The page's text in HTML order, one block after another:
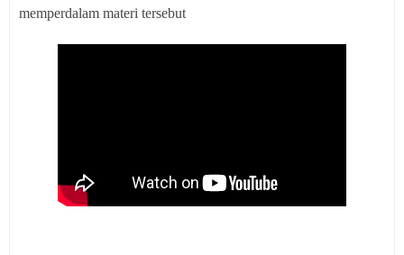
memperdalam materi tersebut